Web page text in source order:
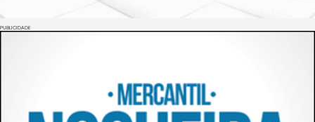
PUBLICIDADE